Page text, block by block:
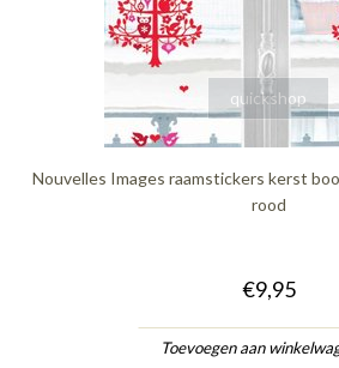
quickshop
Nouvelles Images raamstickers kerst
rood
€9,95
Toevoegen aan